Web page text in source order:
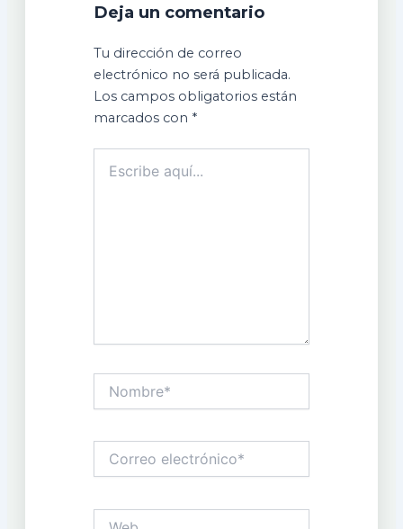
Deja un comentario
Tu dirección de correo
electrónico no será publicada.
Los campos obligatorios están
marcados con *
aquí...
electrónico*